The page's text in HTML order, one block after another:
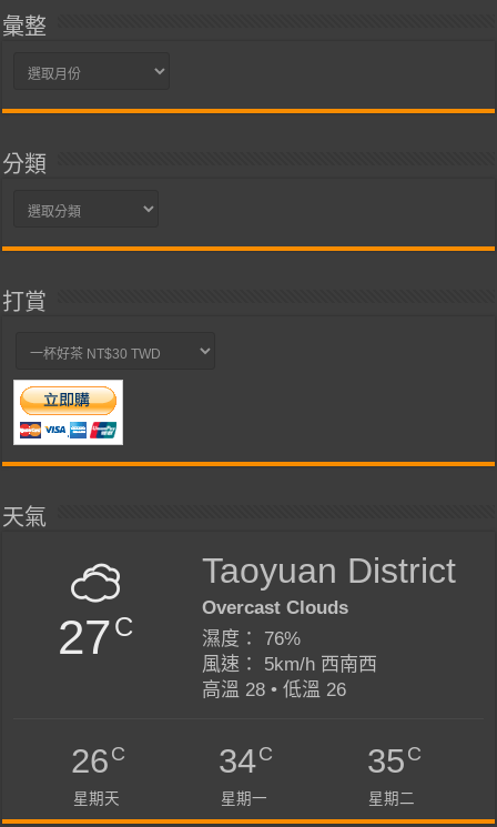
彙整
彙
分類
分
打賞
天氣
27C
Taoyuan District
Overcast Clouds
濕度： 76%
風速： 5km/h 西南西
高溫 28 • 低溫 26
26C
星期天
34C
星期一
35C
星期二